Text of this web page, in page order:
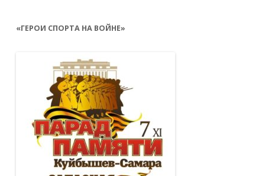
«ГЕРОИ СПОРТА НА ВОЙНЕ»